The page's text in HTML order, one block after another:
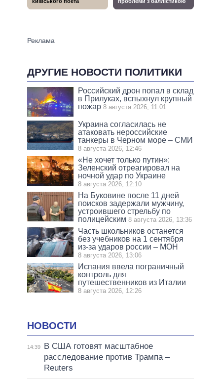
ДРУГИЕ НОВОСТИ ПОЛИТИКИ
Российский дрон попал в склад
в Прилуках, вспыхнул крупный
пожар 8 августа 2026, 11:01
Украина согласилась не
атаковать нероссийские
танкеры в Черном море – СМИ
8 августа 2026, 12:46
«Не хочет только путин»:
Зеленский отреагировал на
ночной удар по Украине
8 августа 2026, 12:10
На Буковине после 11 дней
поисков задержали мужчину,
устроившего стрельбу по
полицейским 8 августа 2026, 13:36
Часть школьников останется
без учебников на 1 сентября
из-за ударов россии – МОН
8 августа 2026, 13:06
Испания ввела пограничный
контроль для
путешественников из Италии
8 августа 2026, 12:26
НОВОСТИ
14:39
В США готовят масштабное
расследование против Трампа –
Reuters